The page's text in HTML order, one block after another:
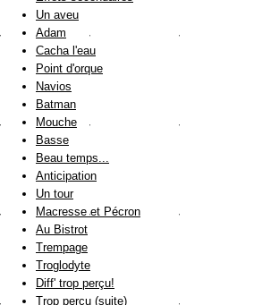
Un aveu
Adam
Cacha l'eau
Point d'orque
Navios
Batman
Mouche
Basse
Beau temps...
Anticipation
Un tour
Macresse et Pécron
Au Bistrot
Trempage
Troglodyte
Diff' trop perçu!
Trop perçu (suite)